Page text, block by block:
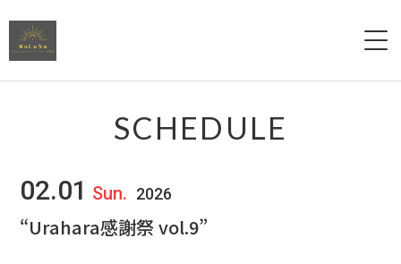
Menu
Access
SCHEDULE
02.01 Sun. 2026
“Urahara感謝祭 vol.9”